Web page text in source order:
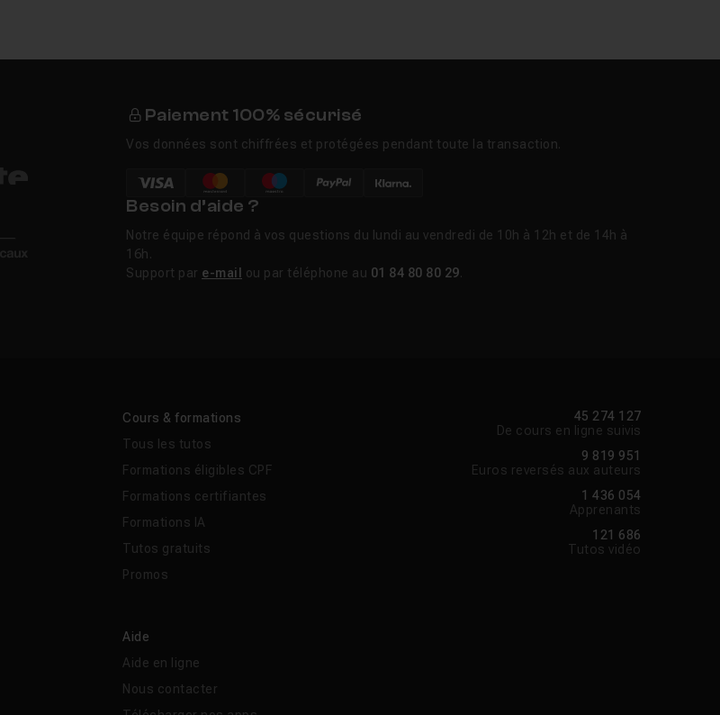
Paiement 100% sécurisé
Vos données sont chiffrées et protégées pendant toute la transaction.
Besoin d’aide ?
Notre équipe répond à vos questions du lundi au vendredi de 10h à 12h et de 14h à
16h.
Support par e-mail ou par téléphone au 01 84 80 80 29
Cours & formations
Tous les tutos
Formations éligibles CPF
Formations certifiantes
Formations IA
Tutos gratuits
Promos
Aide
Aide en ligne
Nous contacter
45 274 127
De cours en ligne suivis
9 819 951
Euros reversés aux auteurs
1 436 054
Apprenants
121 686
Tutos vidéo